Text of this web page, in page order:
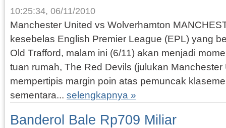
10:25:34, 06/11/2010
Manchester United vs Wolverhamton
kesebelas English Premier League (EPL) yang
Old Trafford, malam ini (6/11) akan menjadi
tuan rumah, The Red Devils (julukan Manchester
mempertipis margin poin atas pemuncak
sementara... selengkapnya »
Banderol Bale Rp709 Miliar